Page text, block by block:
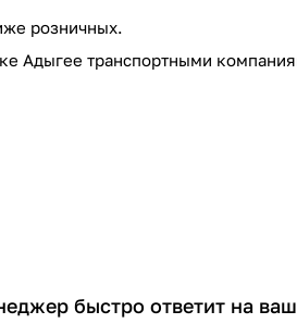
розничных.
Адыгее транспортными
быстро ответит на